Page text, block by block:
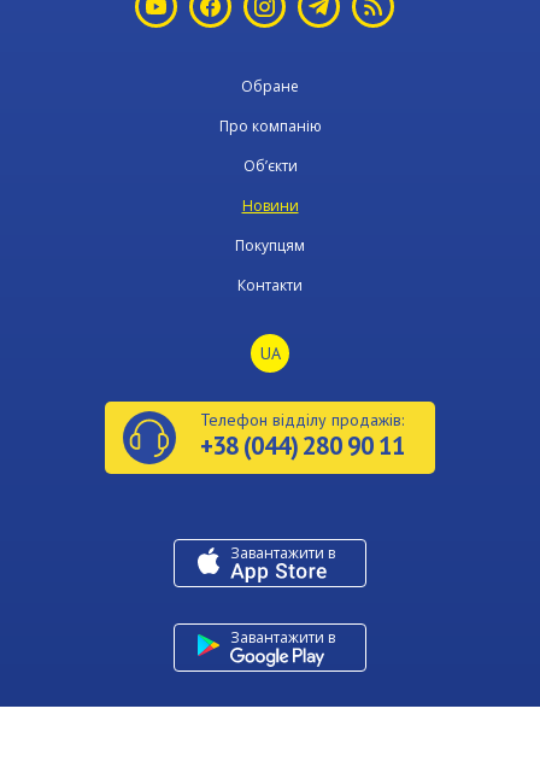
Обране
Про компанію
Об’єкти
Новини
Покупцям
Контакти
UA
Телефон відділу продажів:
+38 (044) 280 90 11
Завантажити в
Завантажити в